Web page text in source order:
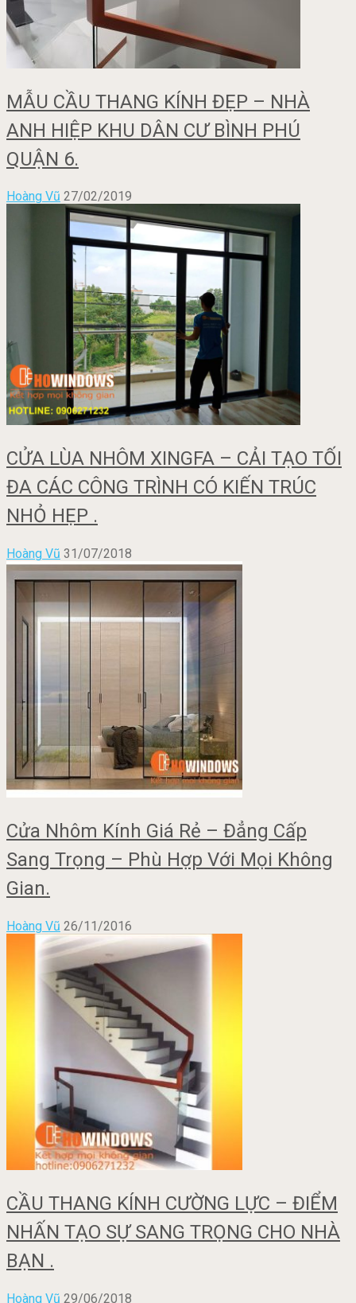
MẪU CẦU THANG KÍNH ĐẸP – NHÀ
ANH HIỆP KHU DÂN CƯ BÌNH PHÚ
QUẬN 6.
Hoàng Vũ 27/02/2019
CỬA LÙA NHÔM XINGFA – CẢI TẠO TỐI
ĐA CÁC CÔNG TRÌNH CÓ KIẾN TRÚC
NHỎ HẸP .
Hoàng Vũ 31/07/2018
Cửa Nhôm Kính Giá Rẻ – Đẳng Cấp
Sang Trọng – Phù Hợp Với Mọi Không
Gian.
Hoàng Vũ 26/11/2016
CẦU THANG KÍNH CƯỜNG LỰC – ĐIỂM
NHẤN TẠO SỰ SANG TRỌNG CHO NHÀ
BẠN .
Hoàng Vũ 29/06/2018